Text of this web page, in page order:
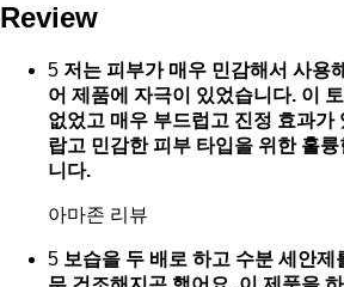
Review
5 저는 피부가 매우 민감해서 사용
어 제품에 자극이 있었습니다. 이
없었고 매우 부드럽고 진정 효과가
랍고 민감한 피부 타입을 위한 훌
니다.
아마존 리뷰
5 보습을 두 배로 하고 수분 세안제